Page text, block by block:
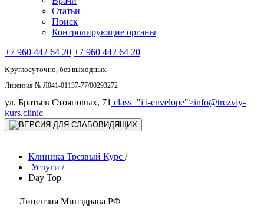
Статьи
Поиск
Контролирующие органы
+7 960 442 64 20 +7 960 442 64 20
Круглосуточно, без выходных
Лицензия № Л041-01137-77/00293272
ул. Братьев Стояновых, 71 class="i i-envelope">info@trezviy-
kurs.clinic
Клиника Трезвый Курс /
Услуги /
Day Top
Лицензия Минздрава РФ